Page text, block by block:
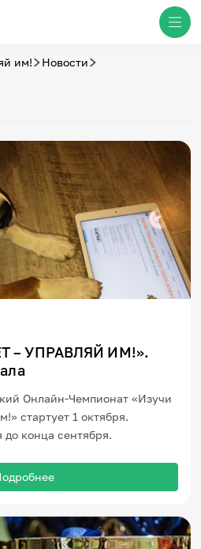
им! Новости
– УПРАВЛЯЙ ИМ!».
Онлайн-Чемпионат «Изучи
стартует 1 октября.
до конца сентября.